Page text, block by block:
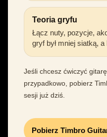
Teoria gryfu
Łącz nuty, pozycje,
gryf był mniej siatką,
Jeśli chcesz ćwiczyć
przypadkowo, pobierz
sesji już dziś.
Pobierz Timbro